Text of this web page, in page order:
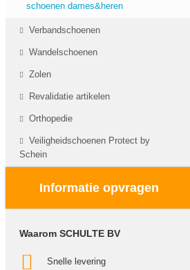
schoenen dames&heren
Verbandschoenen
Wandelschoenen
Zolen
Revalidatie artikelen
Orthopedie
Veiligheidschoenen Protect by
Schein
Informatie opvragen
Waarom SCHULTE BV
Snelle levering